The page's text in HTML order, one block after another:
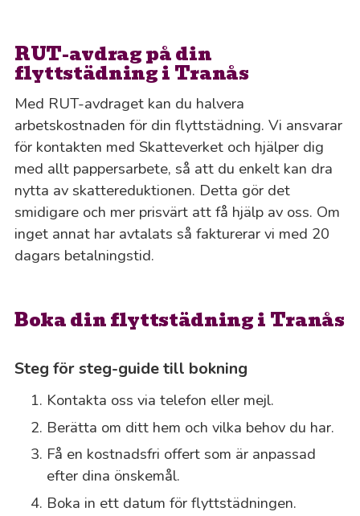
RUT-avdrag på din
flyttstädning i Tranås
Med RUT-avdraget kan du halvera
arbetskostnaden för din flyttstädning. Vi ansvarar
för kontakten med Skatteverket och hjälper dig
med allt pappersarbete, så att du enkelt kan dra
nytta av skattereduktionen. Detta gör det
smidigare och mer prisvärt att få hjälp av oss. Om
inget annat har avtalats så fakturerar vi med 20
dagars betalningstid.
Boka din flyttstädning i Tranås
Steg för steg-guide till bokning
Kontakta oss via telefon eller mejl.
Berätta om ditt hem och vilka behov du har.
Få en kostnadsfri offert som är anpassad
efter dina önskemål.
Boka in ett datum för flyttstädningen.